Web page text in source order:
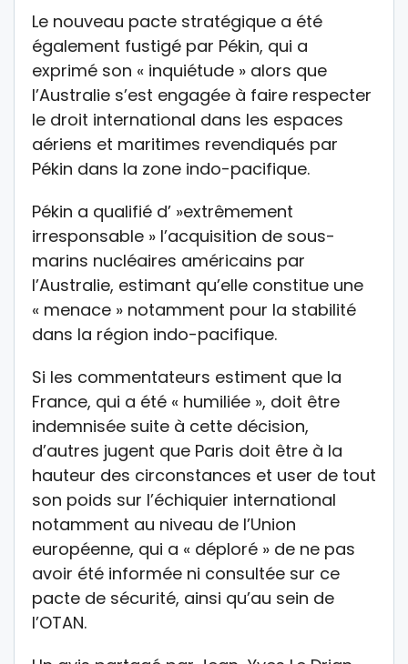
Le nouveau pacte stratégique a été
également fustigé par Pékin, qui a
exprimé son « inquiétude » alors que
l’Australie s’est engagée à faire respecter
le droit international dans les espaces
aériens et maritimes revendiqués par
Pékin dans la zone indo-pacifique.
Pékin a qualifié d’ »extrêmement
irresponsable » l’acquisition de sous-
marins nucléaires américains par
l’Australie, estimant qu’elle constitue une
« menace » notamment pour la stabilité
dans la région indo-pacifique.
Si les commentateurs estiment que la
France, qui a été « humiliée », doit être
indemnisée suite à cette décision,
d’autres jugent que Paris doit être à la
hauteur des circonstances et user de tout
son poids sur l’échiquier international
notamment au niveau de l’Union
européenne, qui a « déploré » de ne pas
avoir été informée ni consultée sur ce
pacte de sécurité, ainsi qu’au sein de
l’OTAN.